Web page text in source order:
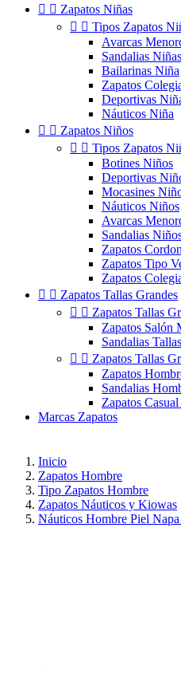
  Zapatos Niñas
  Tipos Zapatos
Avarcas
Sandalias Niñas
Bailarinas Niña
Zapatos
Deportivas
Náuticos Niña
  Zapatos Niños
  Tipos Zapatos
Botines Niños
Deportivas
Mocasines
Náuticos Niños
Avarcas
Sandalias
Zapatos
Zapatos Tipo
Zapatos
  Zapatos Tallas Grandes
  Zapatos Tallas
Zapatos Salón
Sandalias
  Zapatos Tallas
Zapatos
Sandalias
Zapatos
Marcas Zapatos
Inicio
Zapatos Hombre
Tipo Zapatos Hombre
Zapatos Náuticos y Kiowas
Náuticos Hombre Piel